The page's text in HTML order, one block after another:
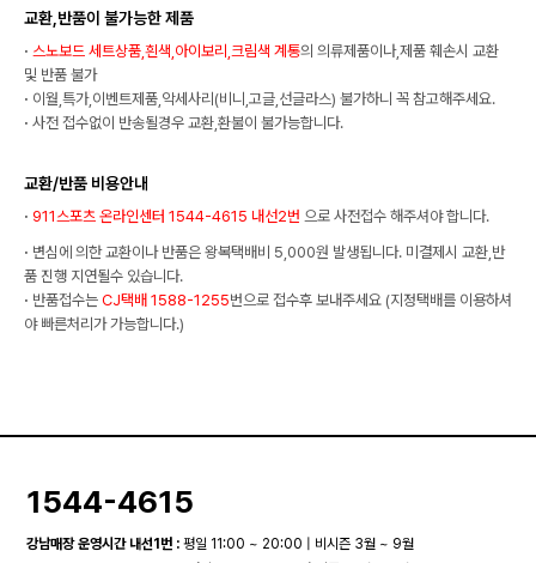
교환,반품이 불가능한 제품
· 스노보드 세트상품,흰색,아이보리,크림색 계통의 의류제품이나,제품 훼손시 교환
및 반품 불가
· 이월,특가,이벤트제품,악세사리(비니,고글,선글라스) 불가하니 꼭 참고해주세요.
· 사전 접수없이 반송될경우 교환,환불이 불가능합니다.
교환/반품 비용안내
· 911스포츠 온라인센터 1544-4615 내선2번 으로 사전접수 해주셔야 합니다.
· 변심에 의한 교환이나 반품은 왕복택배비 5,000원 발생됩니다. 미결제시 교환,반
품 진행 지연될수 있습니다.
· 반품접수는 CJ택배 1588-1255번으로 접수후 보내주세요 (지정택배를 이용하셔
야 빠른처리가 가능합니다.)
1544-4615
강남매장 운영시간 내선1번 : 평일 11:00 ~ 20:00 | 비시즌 3월 ~ 9월